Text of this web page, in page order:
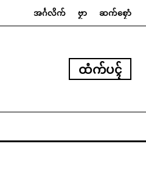
အၚ်္ဂလိက် ဗၟာ ဆက်စၠောံ
ထံက်ပၚ်